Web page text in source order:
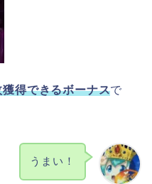
得できるボーナスで
うまい！